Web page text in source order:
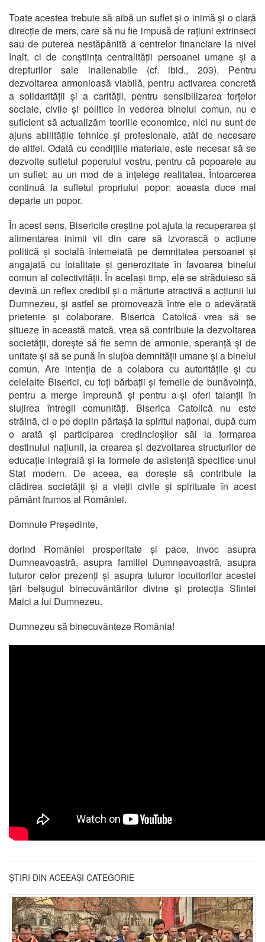
Toate acestea trebuie să aibă un suflet și o inimă și o clară
direcție de mers, care să nu fie impusă de rațiuni extrinseci
sau de puterea nestăpânită a centrelor financiare la nivel
înalt, ci de conștiința centralității persoanei umane și a
drepturilor sale inalienabile (cf. ibid., 203). Pentru
dezvoltarea armonioasă viabilă, pentru activarea concretă
a solidarității și a carității, pentru sensibilizarea forțelor
sociale, civile și politice în vederea binelui comun, nu e
suficient să actualizăm teoriile economice, nici nu sunt de
ajuns abilitățile tehnice și profesionale, atât de necesare
de altfel. Odată cu condițiile materiale, este necesar să se
dezvolte sufletul poporului vostru, pentru că popoarele au
un suflet; au un mod de a înţelege realitatea. Întoarcerea
continuă la sufletul propriului popor: aceasta duce mai
departe un popor.
În acest sens, Bisericile creștine pot ajuta la recuperarea și
alimentarea inimii vii din care să izvorască o acțiune
politică și socială întemeiată pe demnitatea persoanei și
angajată cu loialitate și generozitate în favoarea binelui
comun al colectivității. În același timp, ele se străduiesc să
devină un reflex credibil și o mărturie atractivă a acțiunii lui
Dumnezeu, şi astfel se promovează între ele o adevărată
prietenie și colaborare. Biserica Catolică vrea să se
situeze în această matcă, vrea să contribuie la dezvoltarea
societății, dorește să fie semn de armonie, speranță și de
unitate și să se pună în slujba demnității umane și a binelui
comun. Are intenția de a colabora cu autoritățile și cu
celelalte Biserici, cu toți bărbații și femeile de bunăvoință,
pentru a merge împreună și pentru a-și oferi talanții în
slujirea întregii comunități. Biserica Catolică nu este
străină, ci e pe deplin părtașă la spiritul național, după cum
o arată și participarea credincioșilor săi la formarea
destinului națiunii, la crearea și dezvoltarea structurilor de
educație integrală și la formele de asistență specifice unui
Stat modern. De aceea, ea dorește să contribuie la
clădirea societății și a vieții civile și spirituale în acest
pământ frumos al României.
Domnule Președinte,
dorind României prosperitate și pace, invoc asupra
Dumneavoastră, asupra familiei Dumneavoastră, asupra
tuturor celor prezenți și asupra tuturor locuitorilor acestei
țări belșugul binecuvântărilor divine şi protecţia Sfintei
Maici a lui Dumnezeu.
Dumnezeu să binecuvânteze România!
ȘTIRI DIN ACEEAȘI CATEGORIE